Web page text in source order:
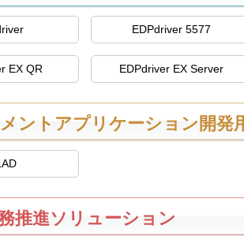
EDPdriver 5577
EX QR EDPdriver EX Server
メントアプリケーション開発
推進ソリューション